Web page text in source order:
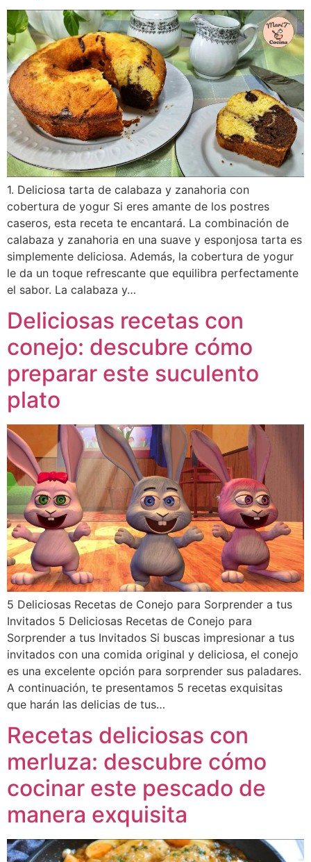
1. Deliciosa tarta de calabaza y zanahoria con
cobertura de yogur Si eres amante de los postres
caseros, esta receta te encantará. La combinación de
calabaza y zanahoria en una suave y esponjosa tarta es
simplemente deliciosa. Además, la cobertura de yogur
le da un toque refrescante que equilibra perfectamente
el sabor. La calabaza y…
Deliciosas recetas con
conejo: descubre cómo
preparar este suculento
plato
5 Deliciosas Recetas de Conejo para Sorprender a tus
Invitados 5 Deliciosas Recetas de Conejo para
Sorprender a tus Invitados Si buscas impresionar a tus
invitados con una comida original y deliciosa, el conejo
es una excelente opción para sorprender sus paladares.
A continuación, te presentamos 5 recetas exquisitas
que harán las delicias de tus…
Recetas deliciosas con
merluza: descubre cómo
cocinar este pescado de
manera exquisita